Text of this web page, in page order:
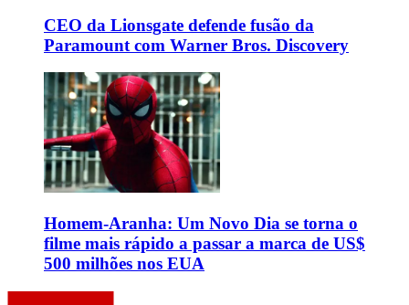
CEO da Lionsgate defende fusão da
Paramount com Warner Bros. Discovery
Homem-Aranha: Um Novo Dia se torna o
filme mais rápido a passar a marca de US$
500 milhões nos EUA